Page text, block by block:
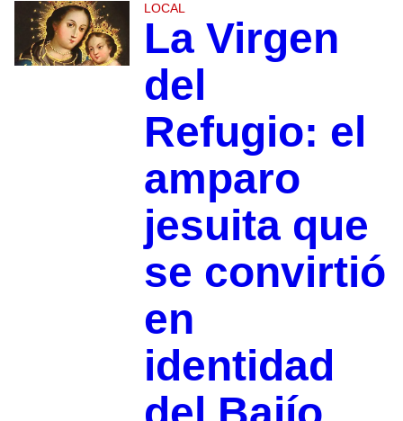
LOCAL
La Virgen
del
Refugio: el
amparo
jesuita que
se convirtió
en
identidad